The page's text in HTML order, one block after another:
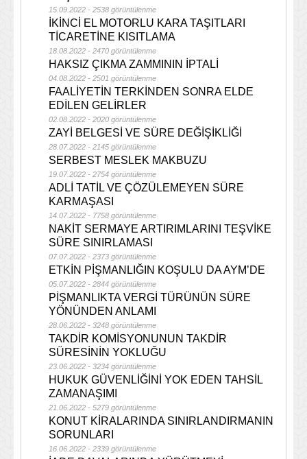
15.09.2022 - 2538 görüntülenme
İKİNCİ EL MOTORLU KARA TAŞITLARI
TİCARETİNE KISITLAMA
18.08.2022 - 2470 görüntülenme
HAKSIZ ÇIKMA ZAMMININ İPTALİ
04.08.2022 - 2501 görüntülenme
FAALİYETİN TERKİNDEN SONRA ELDE
EDİLEN GELİRLER
02.08.2022 - 2020 görüntülenme
ZAYİ BELGESİ VE SÜRE DEĞİŞİKLİĞİ
28.07.2022 - 2145 görüntülenme
SERBEST MESLEK MAKBUZU
19.07.2022 - 2754 görüntülenme
ADLİ TATİL VE ÇÖZÜLEMEYEN SÜRE
KARMAŞASI
14.07.2022 - 7758 görüntülenme
NAKİT SERMAYE ARTIRIMLARINI TEŞVİKE
SÜRE SINIRLAMASI
07.07.2022 - 2373 görüntülenme
ETKİN PİŞMANLIĞIN KOŞULU DA AYM’DE
05.07.2022 - 2844 görüntülenme
PİŞMANLIKTA VERGİ TÜRÜNÜN SÜRE
YÖNÜNDEN ANLAMI
28.06.2022 - 3248 görüntülenme
TAKDİR KOMİSYONUNUN TAKDİR
SÜRESİNİN YOKLUĞU
23.06.2022 - 3234 görüntülenme
HUKUK GÜVENLİĞİNİ YOK EDEN TAHSİL
ZAMANAŞIMI
21.06.2022 - 5279 görüntülenme
KONUT KİRALARINDA SINIRLANDIRMANIN
SORUNLARI
16.06.2022 - 2339 görüntülenme